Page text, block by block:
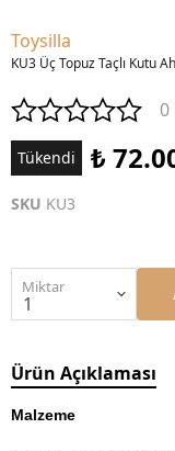
Toysilla
KU3 Üç Topuz Taçlı Kutu
Tükendi ₺
SKU KU3
Miktar
Ürün Açıklaması
Malzeme